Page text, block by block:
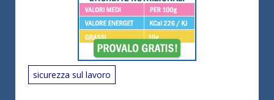
sicurezza sul lavoro